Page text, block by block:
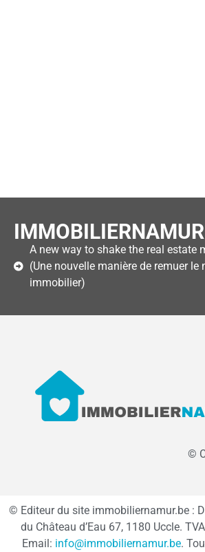
A new way to shake the real estate
(Une nouvelle manière de remuer le
immobilier)
©
© Editeur du site immobiliernamur.be :
du Château d’Eau 67, 1180 Uccle.
Email: info@immobiliernamur.be.